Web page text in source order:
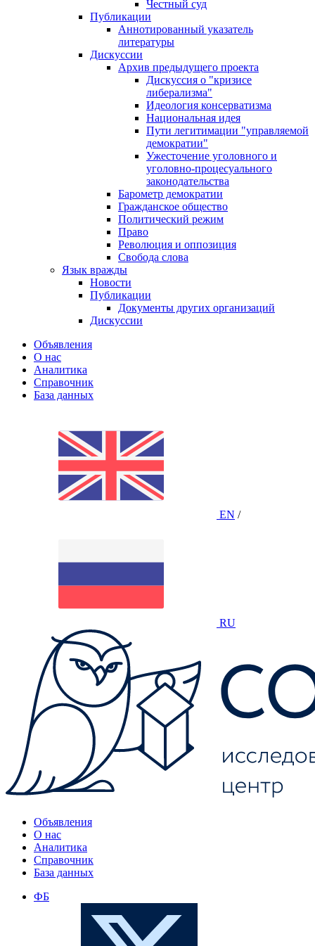
Честный суд
Публикации
Аннотированный указатель
литературы
Дискуссии
Архив предыдущего проекта
Дискуссия о "кризисе
либерализма"
Идеология консерватизма
Национальная идея
Пути легитимации "управляемой
демократии"
Ужесточение уголовного и
уголовно-процесуального
законодательства
Барометр демократии
Гражданское общество
Политический режим
Право
Революция и оппозиция
Свобода слова
Язык вражды
Новости
Публикации
Документы других организаций
Дискуссии
Объявления
О нас
Аналитика
Справочник
База данных
EN /
RU
Объявления
О нас
Аналитика
Справочник
База данных
ФБ